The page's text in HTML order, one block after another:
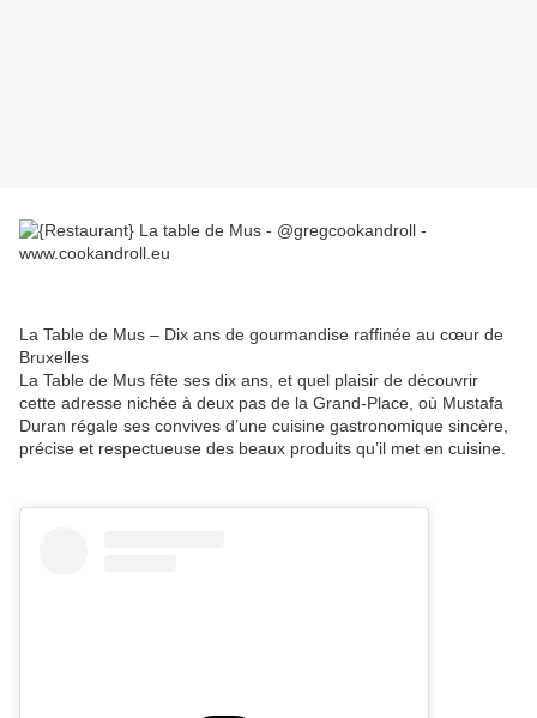
La Table de Mus – Dix ans de gourmandise raffinée au cœur de
Bruxelles
La Table de Mus fête ses dix ans, et quel plaisir de découvrir
cette adresse nichée à deux pas de la Grand-Place, où Mustafa
Duran régale ses convives d’une cuisine gastronomique sincère,
précise et respectueuse des beaux produits qu’il met en cuisine.